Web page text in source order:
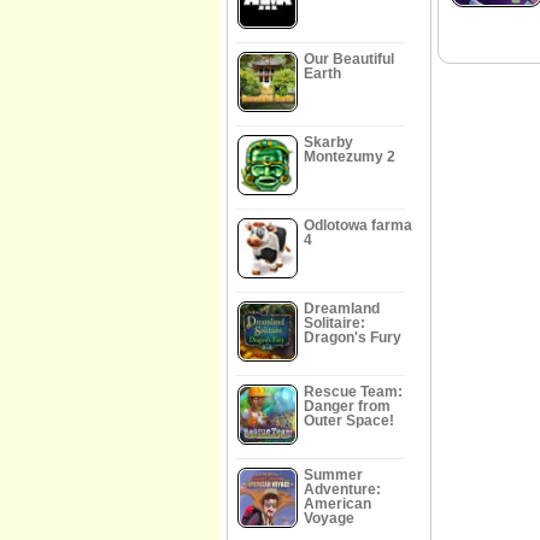
Our Beautiful
Earth
Skarby
Montezumy 2
Odlotowa farma
4
Dreamland
Solitaire:
Dragon's Fury
Rescue Team:
Danger from
Outer Space!
Summer
Adventure:
American
Voyage